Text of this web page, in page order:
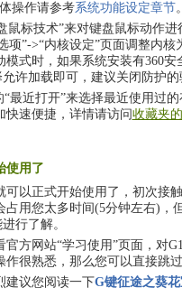
操作请参考系统功能设定章节
鼠标技术”来对键盘鼠标动作
项”->“内核设定”页面调整内
模式时，如果系统安装有360
许加载即可，建议关闭防护
最近打开”来选择最近使用过
快速便捷，详情请访问收藏夹
使用了
可以正式开始使用了，初次接
用您太多时间(5分钟左右)，
行了解。
方网站“学习使用”页面，对
很熟悉，那么您可以直接跳
建议您阅读一下G键征途之葵